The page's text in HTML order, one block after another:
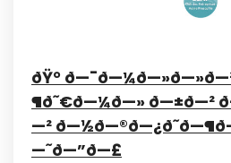
ðŸ°
¶ð˜€ð—¼ð—» ð—±ð—²
—²
—˜ð—”ð—£